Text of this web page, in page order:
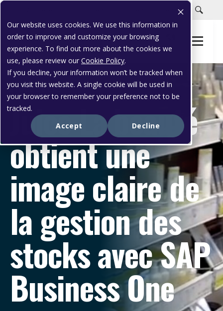
Our website uses cookies. We use this information in
order to improve and customize your browsing
experience. To find out more about the cookies we
use, please review our Cookie Policy.
If you decline, your information won’t be tracked when
you visit this website. A single cookie will be used in
your browser to remember your preference not to be
tracked.
Accept
Decline
Soutien à la clientèle
ÉTUDE DE CAS
Juice La beauté
obtient une
image claire de
la gestion des
stocks avec SAP
Business One